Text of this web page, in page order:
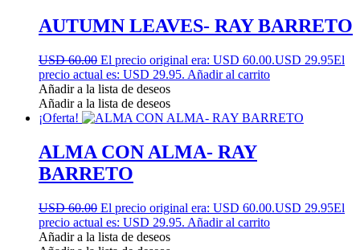
AUTUMN LEAVES- RAY BARRETO
USD 60.00 El precio original era: USD 60.00.USD 29.95El
precio actual es: USD 29.95. Añadir al carrito
Añadir a la lista de deseos
Añadir a la lista de deseos
¡Oferta!
ALMA CON ALMA- RAY
BARRETO
USD 60.00 El precio original era: USD 60.00.USD 29.95El
precio actual es: USD 29.95. Añadir al carrito
Añadir a la lista de deseos